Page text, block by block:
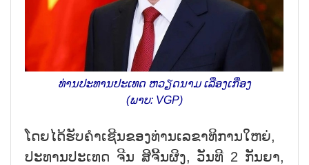
ທ່ານປະທານປະເທດ ຫວຽດນາມ ເລືອງເກື່ອງ
(ພາບ: VGP)
ໂດຍໄດ້ຮັບຄຳເຊີນຂອງທ່ານເລຂາທິການໃຫຍ່,
ປະທານປະເທດ ຈີນ ສີຈີ້ນຜິງ, ວັນທີ 2 ກັນຍາ,